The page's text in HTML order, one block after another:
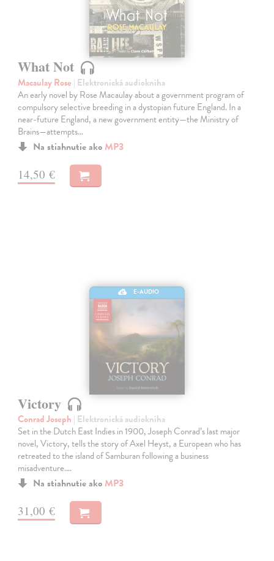
What Not
Macaulay Rose | Elektronická audiokniha
An early novel by Rose Macaulay about a government program of
compulsory selective breeding in a dystopian future England. In a
near-future England, a new government entity—the Ministry of
Brains—attempts…
Na stiahnutie ako MP3
14,50 €
E-AUDIO
Victory
Conrad Joseph | Elektronická audiokniha
Set in the Dutch East Indies in 1900, Joseph Conrad’s last major
novel, Victory, tells the story of Axel Heyst, a European who has
retreated to the island of Samburan following a business
misadventure.…
Na stiahnutie ako MP3
31,00 €